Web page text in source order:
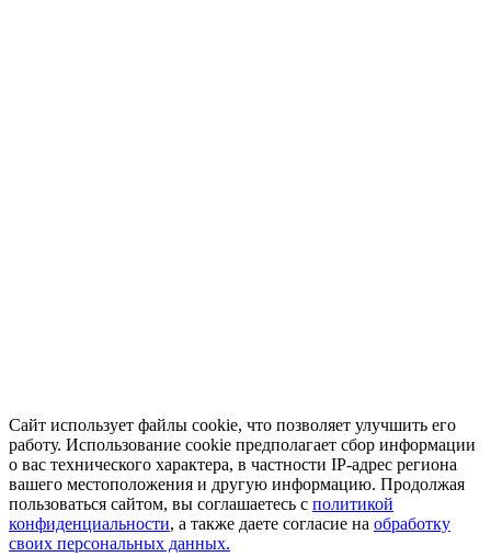
Сайт использует файлы cookie, что позволяет улучшить его
работу. Использование cookie предполагает сбор информации
о вас технического характера, в частности IP-адрес региона
вашего местоположения и другую информацию. Продолжая
пользоваться сайтом, вы соглашаетесь с политикой
конфиденциальности, а также даете согласие на обработку
своих персональных данных.